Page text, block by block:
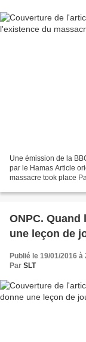
Une émission de la
par le Hamas Article
massacre took place
ONPC.
une leçon de
Publié le 19/01/2016 à
Par SLT